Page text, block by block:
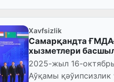
Xavfsizlik
Самарқандта
хызметлери
2025-жыл 16-
Аўқамы